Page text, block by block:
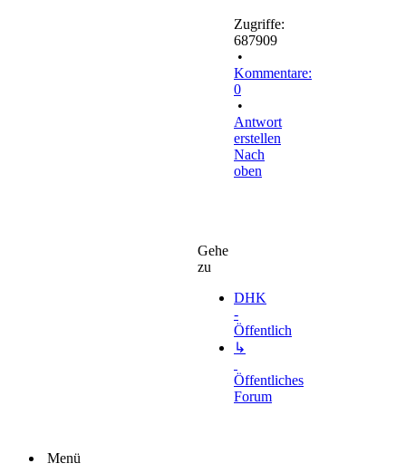
Zugriffe:
687909
•
Kommentare:
0
•
Antwort
erstellen
Nach
oben
Gehe
zu
DHK
-
Öffentlich
↳
Öffentliches
Forum
Menü